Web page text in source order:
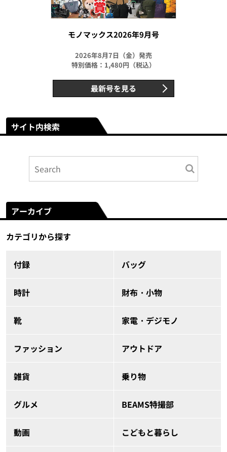
モノマックス2026年9月号
2026年8月7日（金）発売
特別価格：1,480円（税込）
最新号を見る
サイト内検索
アーカイブ
カテゴリから探す
付録 バッグ
時計 財布・小物
靴 家電・デジモノ
ファッション アウトドア
雑貨 乗り物
グルメ BEAMS特撮部
動画 こどもと暮らし